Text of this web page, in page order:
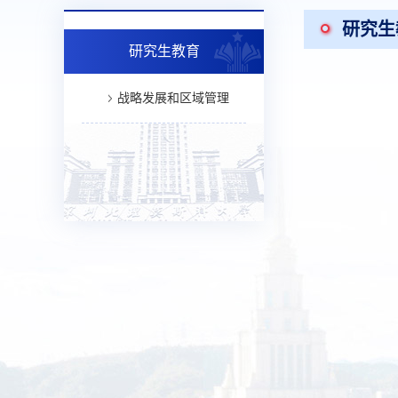
研究生教育
战略发展和区域管理
研究